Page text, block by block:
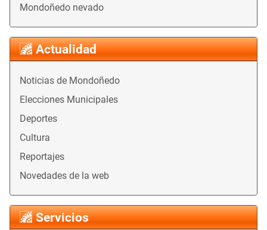
Mondoñedo nevado
Actualidad
Noticias de Mondoñedo
Elecciones Municipales
Deportes
Cultura
Reportajes
Novedades de la web
Servicios